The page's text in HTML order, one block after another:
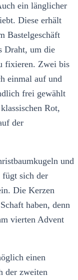
ein länglicher
Diese erhält
Bastelgeschäft
Draht, um die
fixieren. Zwei bis
einmal auf und
frei gewählt
Rot,
der
und
fügt sich der
Die Kerzen
haben, denn
vierten Advent
einen
der zweiten